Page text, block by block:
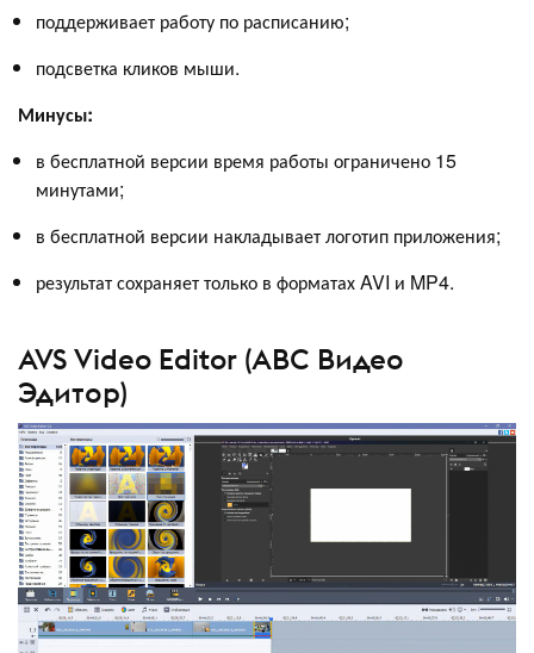
поддерживает работу по расписанию;
подсветка кликов мыши.
Минусы:
в бесплатной версии время работы ограничено 15
минутами;
в бесплатной версии накладывает логотип приложения;
результат сохраняет только в форматах AVI и MP4.
AVS Video Editor (АВС Видео
Эдитор)